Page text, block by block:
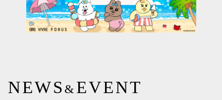
NEWS & EVENT